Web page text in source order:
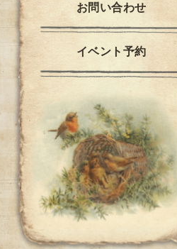
お問い合わせ
イベント予約